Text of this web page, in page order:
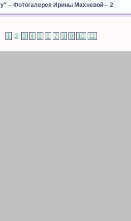
– Фотогалерея Ирины Махневой – 2
1
2 3 4 5 6 7 8 9 10
11